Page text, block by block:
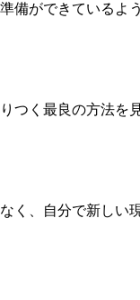
備ができているよ
つく最良の方法を
く、自分で新しい